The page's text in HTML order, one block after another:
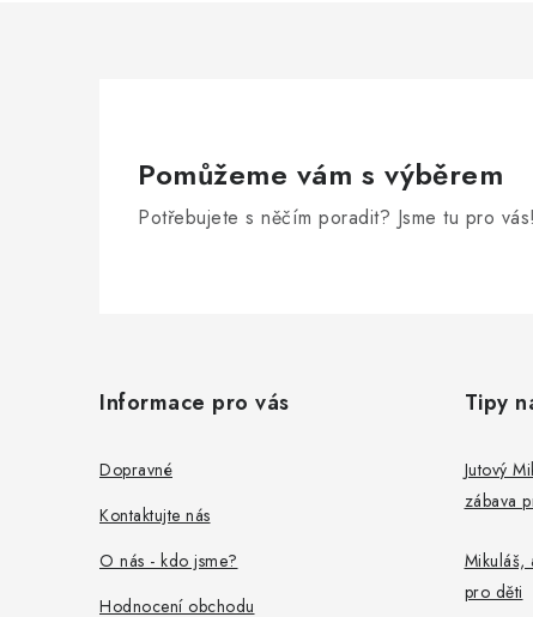
Pomůžeme vám s výběrem
Potřebujete s něčím poradit? Jsme tu pro vás!
Informace pro vás
Dopravné
Kontaktujte nás
O nás - kdo jsme?
Hodnocení obchodu
Tipy
Jutový
zábava
Mikuláš,
pro děti